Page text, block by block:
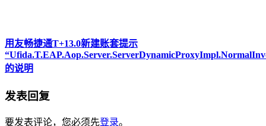
用友畅捷通T+13.0新建账套提示
的说明
发表回复
要发表评论，您必须先登录。